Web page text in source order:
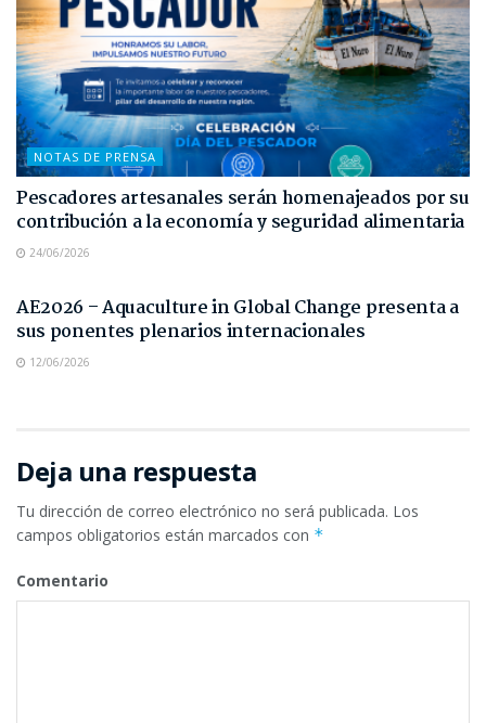
NOTAS DE PRENSA
Pescadores artesanales serán homenajeados por su
contribución a la economía y seguridad alimentaria
24/06/2026
AE2026 – Aquaculture in Global Change presenta a
sus ponentes plenarios internacionales
12/06/2026
Deja una respuesta
Tu dirección de correo electrónico no será publicada. Los
campos obligatorios están marcados con *
Comentario